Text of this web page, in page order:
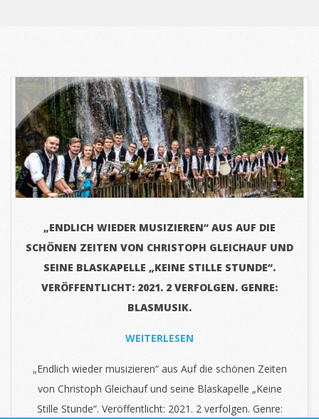
„ENDLICH WIEDER MUSIZIEREN“ AUS AUF DIE
SCHÖNEN ZEITEN VON CHRISTOPH GLEICHAUF UND
SEINE BLASKAPELLE „KEINE STILLE STUNDE“.
VERÖFFENTLICHT: 2021. 2 VERFOLGEN. GENRE:
BLASMUSIK.
WEITERLESEN
„Endlich wieder musizieren“ aus Auf die schönen Zeiten
von Christoph Gleichauf und seine Blaskapelle „Keine
Stille Stunde“. Veröffentlicht: 2021. 2 verfolgen. Genre: